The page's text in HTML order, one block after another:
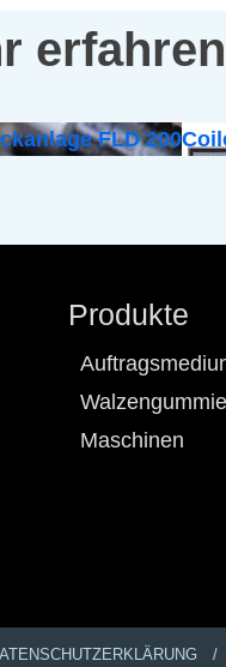
FLD 200
Produkte
Maschinen